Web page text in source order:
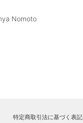
Nomoto
特定商取引法に基づく表記